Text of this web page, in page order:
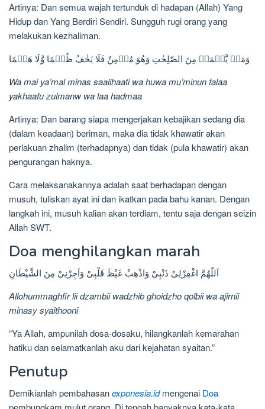
Artinya: Dan semua wajah tertunduk di hadapan (Allah) Yang
Hidup dan Yang Berdiri Sendiri. Sungguh rugi orang yang
melakukan kezhaliman.
وَمَنۡ يَّعۡمَلۡ مِنَ الصّٰلِحٰتِ وَهُوَ مُؤۡمِنٌ فَلَا يَخٰفُ ظُلۡمًا وَّلَا هَضۡمًا
Wa mai ya’mal minas saalihaati wa huwa mu’minun falaa
yakhaafu zulmanw wa laa hadmaa
Artinya: Dan barang siapa mengerjakan kebajikan sedang dia
(dalam keadaan) beriman, maka dia tidak khawatir akan
perlakuan zhalim (terhadapnya) dan tidak (pula khawatir) akan
pengurangan haknya.
Cara melaksanakannya adalah saat berhadapan dengan
musuh, tuliskan ayat ini dan ikatkan pada bahu kanan. Dengan
langkah ini, musuh kalian akan terdiam, tentu saja dengan seizin
Allah SWT.
Doa menghilangkan marah
اَللّٰهُمَّ اغْفِرْلِىْ ذَنْبِىْ وَاذْهِبْ غَيْظَ قَلْبِىْ وَاَجِرْنِىْ مِنَ الشَّيْطَانِ
Allohummaghfir lii dzambii wadzhib ghoidzho qolbii wa ajirnii
minasy syaithooni
“Ya Allah, ampunilah dosa-dosaku, hilangkanlah kemarahan
hatiku dan selamatkanlah aku dari kejahatan syaitan.”
Penutup
Demikianlah pembahasanexponesia.idmengenai Doa